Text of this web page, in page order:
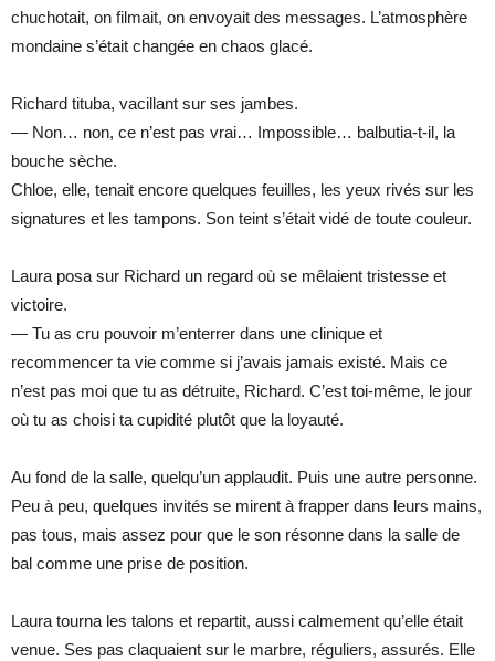
chuchotait, on filmait, on envoyait des messages. L’atmosphère
mondaine s’était changée en chaos glacé.
Richard tituba, vacillant sur ses jambes.
— Non… non, ce n’est pas vrai… Impossible… balbutia-t-il, la
bouche sèche.
Chloe, elle, tenait encore quelques feuilles, les yeux rivés sur les
signatures et les tampons. Son teint s’était vidé de toute couleur.
Laura posa sur Richard un regard où se mêlaient tristesse et
victoire.
— Tu as cru pouvoir m’enterrer dans une clinique et
recommencer ta vie comme si j’avais jamais existé. Mais ce
n’est pas moi que tu as détruite, Richard. C’est toi-même, le jour
où tu as choisi ta cupidité plutôt que la loyauté.
Au fond de la salle, quelqu’un applaudit. Puis une autre personne.
Peu à peu, quelques invités se mirent à frapper dans leurs mains,
pas tous, mais assez pour que le son résonne dans la salle de
bal comme une prise de position.
Laura tourna les talons et repartit, aussi calmement qu’elle était
venue. Ses pas claquaient sur le marbre, réguliers, assurés. Elle